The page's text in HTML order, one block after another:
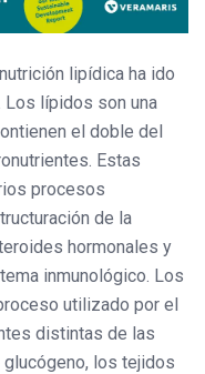
lipídica ha ido
Los lípidos son una
el doble del
Estas
procesos
de la
hormonales y
inmunológico. Los
utilizado por el
distintas de las
los tejidos